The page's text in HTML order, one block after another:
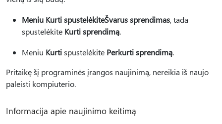
Meniu Kurti spustelėkiteŠvarus sprendimas, tada
spustelėkite Kurti sprendimą.
Meniu Kurtispustelėkite Perkurti sprendimą.
Pritaikę šį programinės įrangos naujinimą, nereikia iš naujo
paleisti kompiuterio.
Informacija apie naujinimo keitimą